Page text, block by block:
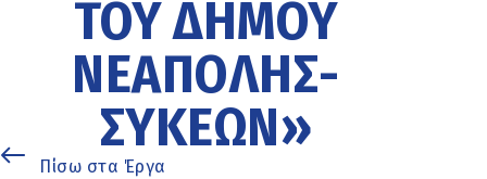
ΤΟΥ ΔΉΜΟΥ
ΝΕΆΠΟΛΗΣ-
ΣΥΚΕΏΝ»
Πίσω στα Έργα